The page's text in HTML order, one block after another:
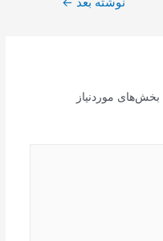
بخش‌های موردنیاز